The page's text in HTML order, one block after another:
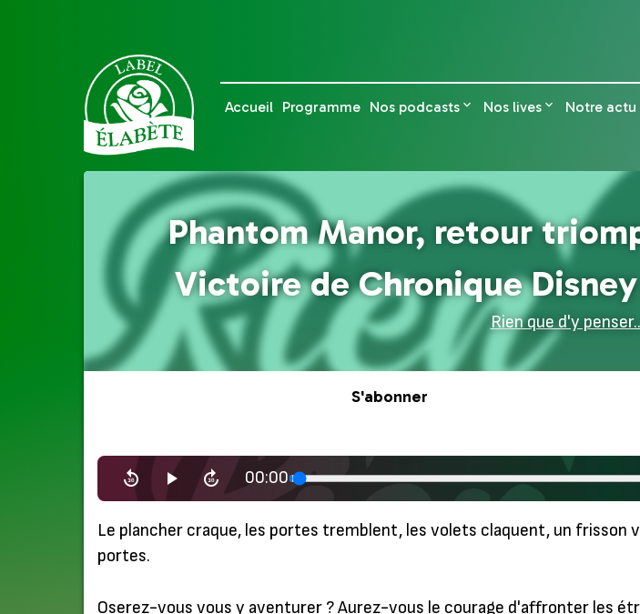
Accueil Programme Nos podcasts Nos lives Notre actu
Phantom Manor, retour
Victoire de Chronique
Rien que d'y
S'abonner
00:00
Le plancher craque, les portes tremblent, les volets claquent, un frisson
portes.
Oserez-vous vous y aventurer ? Aurez-vous le courage d'affronter les